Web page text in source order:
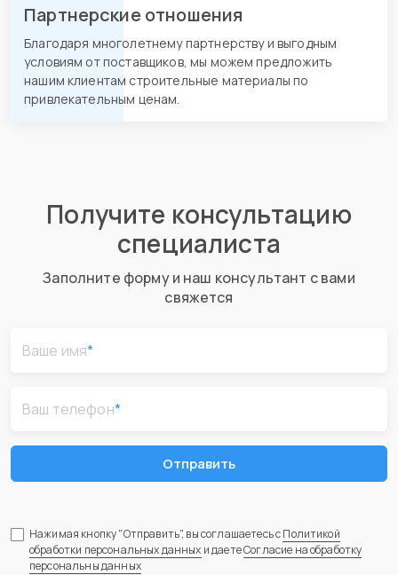
Партнерские отношения
Благодаря многолетнему партнерству и выгодным
условиям от поставщиков, мы можем предложить
нашим клиентам строительные материалы по
привлекательным ценам.
Получите консультацию
специалиста
Заполните форму и наш консультант с вами
свяжется
Ваше имя*
Ваш телефон*
Отправить
Нажимая кнопку "Отправить", вы соглашаетесь сПолитикой
обработки персональных данных и даетеСогласие на обработку
персональны данных